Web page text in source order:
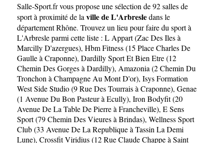
Salle-Sport.frvous propose une sélection de 92 salles de
sport à proximité de la ville de L'Arbresledans le
départementRhône. Trouvez un lieu pour faire du sport à
L'Arbresle parmi cette liste : L Appart (Zac Des Iles à
Marcilly D'azergues), Hbm Fitness (15 Place Charles De
Gaulle à Craponne), Dardilly Sport Et Bien Etre (12
Chemin Des Gorges à Dardilly), Amazonia (2 Chemin Du
Tronchon à Champagne Au Mont D'or), Isys Formation
West Side Studio (9 Rue Des Tourrais à Craponne), Genae
(1 Avenue Du Bon Pasteur à Ecully), Iron Bodyfit (20
Avenue De La Table De Pierre à Francheville), E Sens
Sport (79 Chemin Des Vieures à Brindas), Wellness Sport
Club (33 Avenue De La Republique à Tassin La Demi
Lune), Crossfit Viridius (12 Rue Claude Chappe à Saint